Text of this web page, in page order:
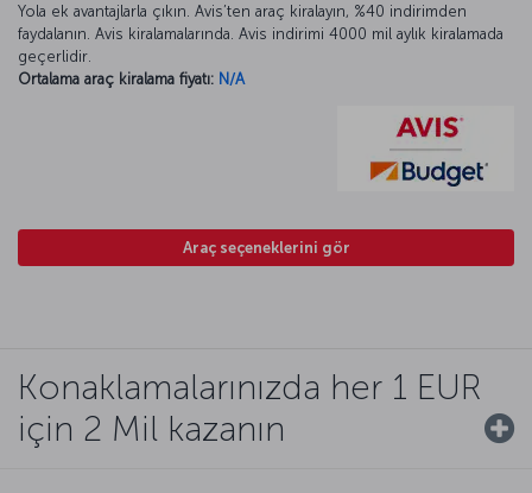
Yola ek avantajlarla çıkın. Avis’ten araç kiralayın, %40 indirimden
faydalanın. Avis kiralamalarında. Avis indirimi 4000 mil aylık kiralamada
geçerlidir.
Ortalama araç kiralama fiyatı: N/A
Araç seçeneklerini gör
Konaklamalarınızda her 1 EUR
için 2 Mil kazanın